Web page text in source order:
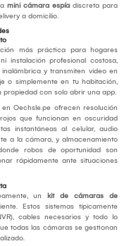
mini cámara espía discreta para
a domicilio.
más práctica para hogares
instalación profesional costosa,
y transmiten video en
o simplemente en tu habitación,
con solo abrir una app.
en Oechsle.pe ofrecen resolución
que funcionan en oscuridad
instantáneas al celular, audio
a la cámara, y almacenamiento
robos de oportunidad son
rápidamente ante situaciones
un kit de cámaras de
Estos sistemas típicamente
cables necesarios y todo lo
todas las cámaras se gestionan